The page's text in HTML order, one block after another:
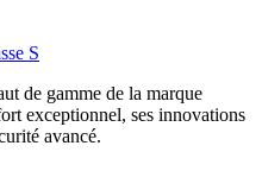
S
de gamme de la marque
exceptionnel, ses innovations
avancé.